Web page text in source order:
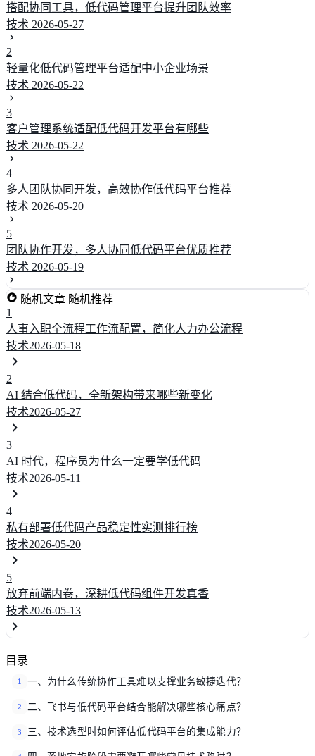
搭配协同工具，低代码管理平台提升团队效率
技术 2026-05-27
2
轻量化低代码管理平台适配中小企业场景
技术 2026-05-22
3
客户管理系统适配低代码开发平台有哪些
技术 2026-05-22
4
多人团队协同开发，高效协作低代码平台推荐
技术 2026-05-20
5
团队协作开发，多人协同低代码平台优质推荐
技术 2026-05-19
随机文章 随机推荐
1
人事入职全流程工作流配置，简化人力办公流程
技术2026-05-18
2
AI 结合低代码，全新架构带来哪些新变化
技术2026-05-27
3
AI 时代，程序员为什么一定要学低代码
技术2026-05-11
4
私有部署低代码产品稳定性实测排行榜
技术2026-05-20
5
放弃前端内卷，深耕低代码组件开发真香
技术2026-05-13
目录
1 一、为什么传统协作工具难以支撑业务敏捷迭代？
2 二、飞书与低代码平台结合能解决哪些核心痛点？
3 三、技术选型时如何评估低代码平台的集成能力？